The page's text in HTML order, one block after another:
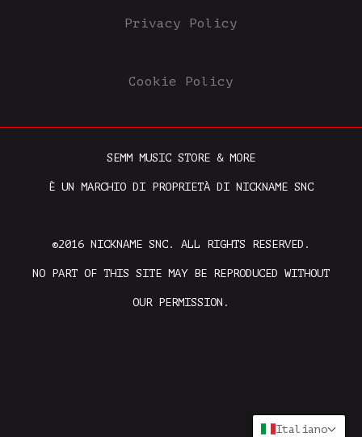
Privacy Policy
Cookie Policy
SEMM MUSIC STORE & MORE
È UN MARCHIO DI PROPRIETÀ DI NICKNAME SNC
©2016 NICKNAME SNC. ALL RIGHTS RESERVED.
NO PART OF THIS SITE MAY BE REPRODUCED WITHOUT
OUR PERMISSION.
Italiano